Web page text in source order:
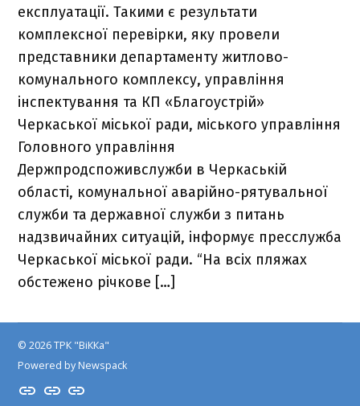
експлуатації. Такими є результати
комплексної перевірки, яку провели
представники департаменту житлово-
комунального комплексу, управління
інспектування та КП «Благоустрій»
Черкаської міської ради, міського управління
Головного управління
Держпродспоживслужби в Черкаській
області, комунальної аварійно-рятувальної
служби та державної служби з питань
надзвичайних ситуацій, інформує пресслужба
Черкаської міської ради. “На всіх пляжах
обстежено річкове […]
© 2026 ТРК "ВіККа"
Powered by Newspack
Insta
YouTube
FB